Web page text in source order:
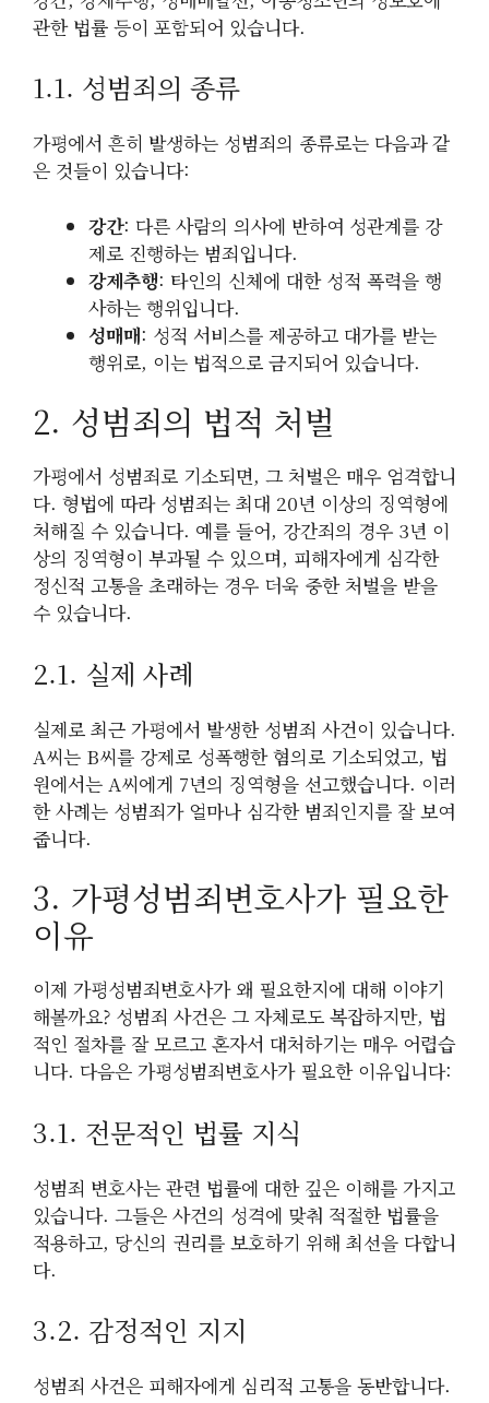
관한 법률 등이 포함되어 있습니다.
1.1. 성범죄의 종류
가평에서 흔히 발생하는 성범죄의 종류로는 다음과 같
은 것들이 있습니다:
강간: 다른 사람의 의사에 반하여 성관계를 강
제로 진행하는 범죄입니다.
강제추행: 타인의 신체에 대한 성적 폭력을 행
사하는 행위입니다.
성매매: 성적 서비스를 제공하고 대가를 받는
행위로, 이는 법적으로 금지되어 있습니다.
2. 성범죄의 법적 처벌
가평에서 성범죄로 기소되면, 그 처벌은 매우 엄격합니
다. 형법에 따라 성범죄는 최대 20년 이상의 징역형에
처해질 수 있습니다. 예를 들어, 강간죄의 경우 3년 이
상의 징역형이 부과될 수 있으며, 피해자에게 심각한
정신적 고통을 초래하는 경우 더욱 중한 처벌을 받을
수 있습니다.
2.1. 실제 사례
실제로 최근 가평에서 발생한 성범죄 사건이 있습니다.
A씨는 B씨를 강제로 성폭행한 혐의로 기소되었고, 법
원에서는 A씨에게 7년의 징역형을 선고했습니다. 이러
한 사례는 성범죄가 얼마나 심각한 범죄인지를 잘 보여
줍니다.
3. 가평성범죄변호사가 필요한
이유
이제 가평성범죄변호사가 왜 필요한지에 대해 이야기
해볼까요? 성범죄 사건은 그 자체로도 복잡하지만, 법
적인 절차를 잘 모르고 혼자서 대처하기는 매우 어렵습
니다. 다음은 가평성범죄변호사가 필요한 이유입니다:
3.1. 전문적인 법률 지식
성범죄 변호사는 관련 법률에 대한 깊은 이해를 가지고
있습니다. 그들은 사건의 성격에 맞춰 적절한 법률을
적용하고, 당신의 권리를 보호하기 위해 최선을 다합니
다.
3.2. 감정적인 지지
성범죄 사건은 피해자에게 심리적 고통을 동반합니다.